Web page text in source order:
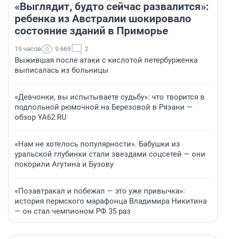
«Выглядит, будто сейчас развалится»:
ребенка из Австралии шокировало
состояние зданий в Приморье
19 часов 9 669 2
Выжившая после атаки с кислотой петербурженка
выписалась из больницы
«Девчонки, вы испытываете судьбу»: что творится в
подпольной рюмочной на Березовой в Рязани —
обзор YA62.RU
«Нам не хотелось популярности». Бабушки из
уральской глубинки стали звездами соцсетей — они
покорили Агутина и Бузову
«Позавтракал и побежал — это уже привычка»:
история пермского марафонца Владимира Никитина
— он стал чемпионом РФ 35 раз